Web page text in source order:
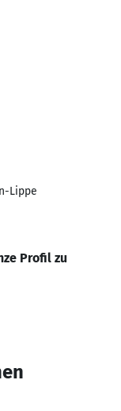
Lippe
Profil zu